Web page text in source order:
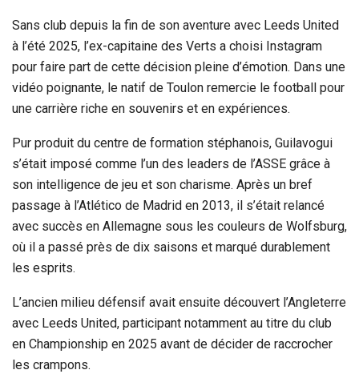
Sans club depuis la fin de son aventure avec Leeds United
à l’été 2025, l’ex-capitaine des Verts a choisi Instagram
pour faire part de cette décision pleine d’émotion. Dans une
vidéo poignante, le natif de Toulon remercie le football pour
une carrière riche en souvenirs et en expériences.
Pur produit du centre de formation stéphanois, Guilavogui
s’était imposé comme l’un des leaders de l’ASSE grâce à
son intelligence de jeu et son charisme. Après un bref
passage à l’Atlético de Madrid en 2013, il s’était relancé
avec succès en Allemagne sous les couleurs de Wolfsburg,
où il a passé près de dix saisons et marqué durablement
les esprits.
L’ancien milieu défensif avait ensuite découvert l’Angleterre
avec Leeds United, participant notamment au titre du club
en Championship en 2025 avant de décider de raccrocher
les crampons.